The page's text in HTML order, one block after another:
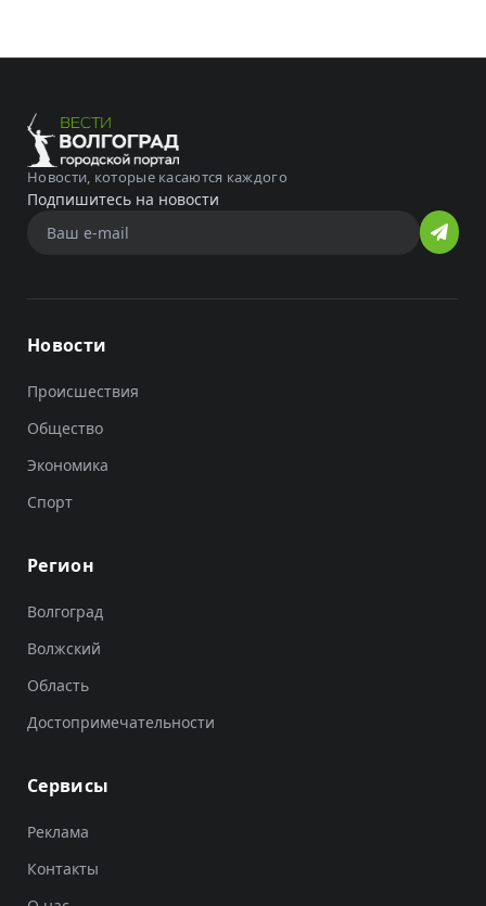
Новости, которые касаются каждого
Подпишитесь на новости
Новости
Происшествия
Общество
Экономика
Спорт
Регион
Волгоград
Волжский
Область
Достопримечательности
Сервисы
Реклама
Контакты